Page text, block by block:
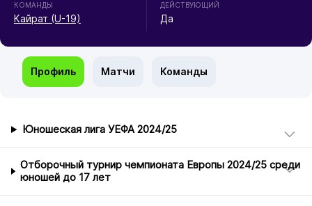
КОМАНДЫ
Кайрат (U-19)
ДЕЙСТВУЮЩИЙ
Да
Профиль Матчи Команды
Юношеская лига УЕФА 2024/25
Отборочный турнир чемпионата Европы 2024/25 среди
юношей до 17 лет